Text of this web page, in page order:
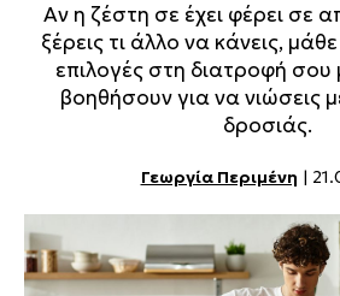
Αν η ζέστη σε έχει φέρει σε
ξέρεις τι άλλο να κάνεις,
επιλογές στη διατροφή
βοηθήσουν για να νιώσεις
δροσιάς.
Γεωργία Περιμένη |